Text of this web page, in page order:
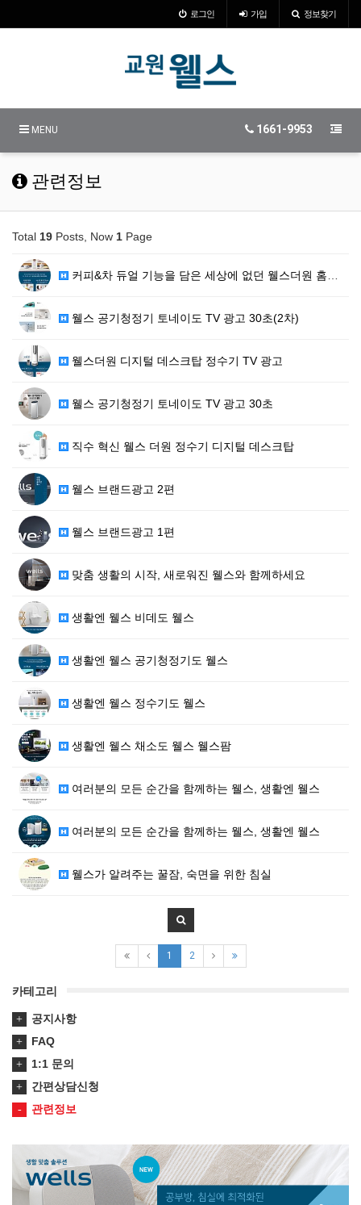
로그인 가입 정보찾기
MENU 1661-9953
관련정보
Total 19 Posts, Now 1 Page
커피&차 듀얼 기능을 담은 세상에 없던 웰스더원 홈카페
웰스 공기청정기 토네이도 TV 광고 30초(2차)
웰스더원 디지털 데스크탑 정수기 TV 광고
웰스 공기청정기 토네이도 TV 광고 30초
직수 혁신 웰스 더원 정수기 디지털 데스크탑
웰스 브랜드광고 2편
웰스 브랜드광고 1편
맞춤 생활의 시작, 새로워진 웰스와 함께하세요
생활엔 웰스 비데도 웰스
생활엔 웰스 공기청정기도 웰스
생활엔 웰스 정수기도 웰스
생활엔 웰스 채소도 웰스 웰스팜
여러분의 모든 순간을 함께하는 웰스, 생활엔 웰스
여러분의 모든 순간을 함께하는 웰스, 생활엔 웰스
웰스가 알려주는 꿀잠, 숙면을 위한 침실
1 2
카테고리
공지사항
FAQ
1:1 문의
간편상담신청
관련정보